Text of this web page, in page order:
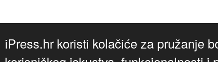
iPress.hr koristi kolačiće za pružanje